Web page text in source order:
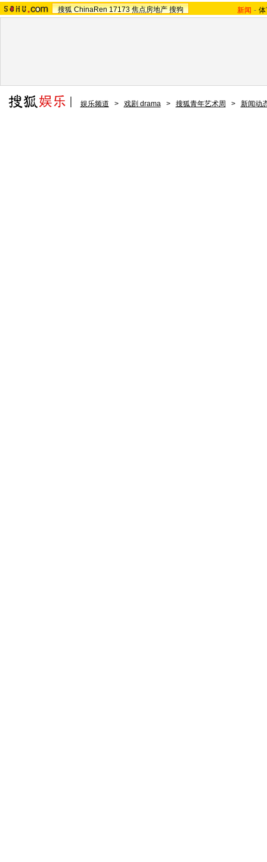
搜狐 ChinaRen 17173 焦点房地产 搜狗 新闻 -
娱乐频道 > 戏剧 drama > 搜狐青年艺术周 > 新闻动